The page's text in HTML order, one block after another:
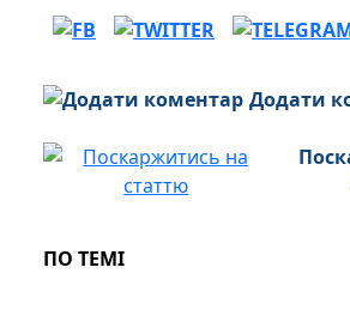
Додати
ПО ТЕМІ